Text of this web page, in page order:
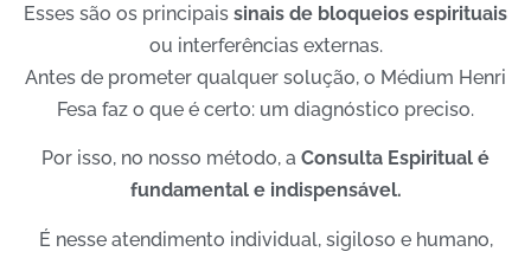
Esses são os principais sinais de bloqueios espirituais
ou interferências externas.
Antes de prometer qualquer solução, o Médium Henri
Fesa faz o que é certo: um diagnóstico preciso.
Por isso, no nosso método, a Consulta Espiritual é
fundamental e indispensável.
É nesse atendimento individual, sigiloso e humano,